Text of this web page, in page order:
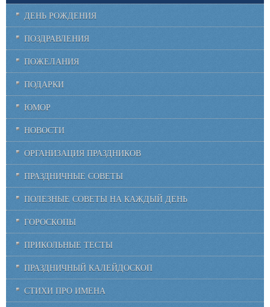
ДЕНЬ РОЖДЕНИЯ
ПОЗДРАВЛЕНИЯ
ПОЖЕЛАНИЯ
ПОДАРКИ
ЮМОР
НОВОСТИ
ОРГАНИЗАЦИЯ ПРАЗДНИКОВ
ПРАЗДНИЧНЫЕ СОВЕТЫ
ПОЛЕЗНЫЕ СОВЕТЫ НА КАЖДЫЙ ДЕНЬ
ГОРОСКОПЫ
ПРИКОЛЬНЫЕ ТЕСТЫ
ПРАЗДНИЧНЫЙ КАЛЕЙДОСКОП
СТИХИ ПРО ИМЕНА